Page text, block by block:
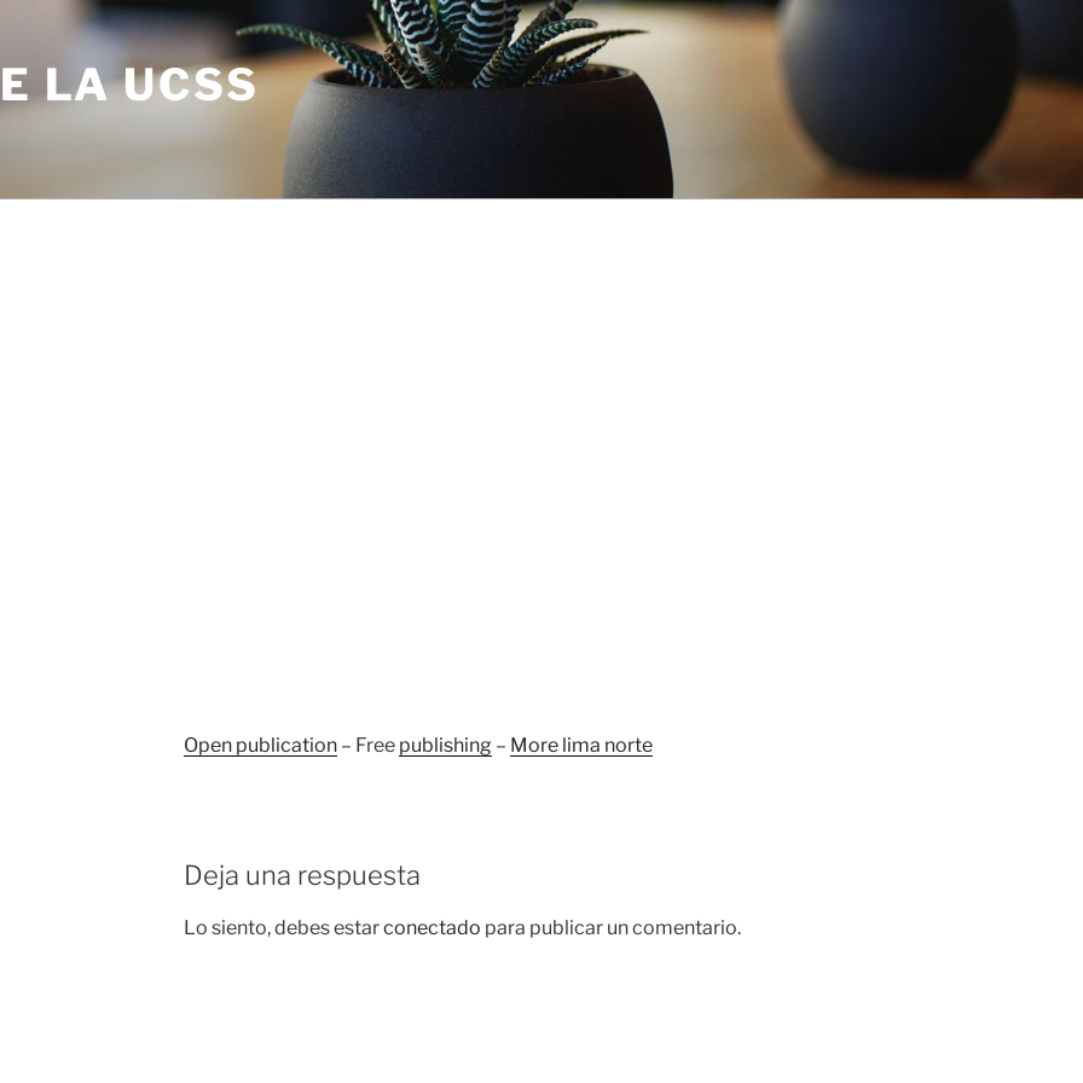
LA UCSS
Open publication– Free publishing– More lima norte
Deja una respuesta
Lo siento, debes estarconectado para publicar un comentario.